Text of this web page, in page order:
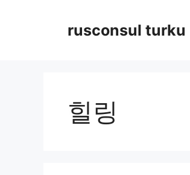
rusconsul turku
힐링